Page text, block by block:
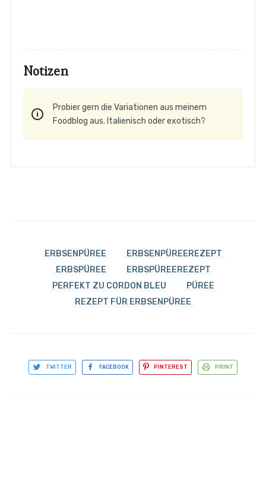
Notizen
Probier gern die Variationen aus meinem
Foodblog aus. Italienisch oder exotisch?
ERBSENPÜREE
ERBSENPÜREEREZEPT
ERBSPÜREE
ERBSPÜREEREZEPT
PERFEKT ZU CORDON BLEU
PÜREE
REZEPT FÜR ERBSENPÜREE
TWITTER FACEBOOK PINTEREST PRINT